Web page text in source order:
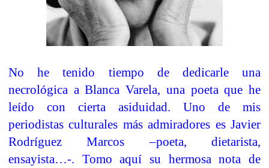
No he tenido tiempo de dedicarle una
necrológica a Blanca Varela, una poeta que he
leído con cierta asiduidad. Uno de mis
periodistas culturales más admiradores es Javier
Rodríguez Marcos –poeta, dietarista,
ensayista…-. Tomo aquí su hermosa nota de